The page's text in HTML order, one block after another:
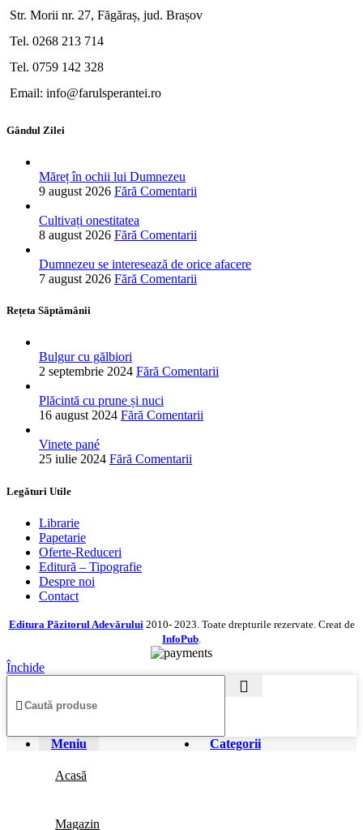
Str. Morii nr. 27, Făgăraș, jud. Brașov
Tel. 0268 213 714
Tel. 0759 142 328
Email: info@farulsperantei.ro
Gândul Zilei
Măreț în ochii lui Dumnezeu
9 august 2026 Fără Comentarii
Cultivați onestitatea
8 august 2026 Fără Comentarii
Dumnezeu se interesează de orice afacere
7 august 2026 Fără Comentarii
Rețeta Săptămânii
Bulgur cu gălbiori
2 septembrie 2024 Fără Comentarii
Plăcintă cu prune și nuci
16 august 2024 Fără Comentarii
Vinete pané
25 iulie 2024 Fără Comentarii
Legături Utile
Librarie
Papetarie
Oferte-Reduceri
Editură – Tipografie
Despre noi
Contact
Editura Păzitorul Adevărului 2010- 2023. Toate drepturile rezervate. Creat de
InfoPub
Închide
Meniu Categorii
Acasă
Magazin